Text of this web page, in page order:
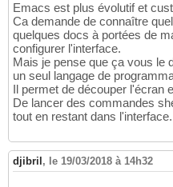
Emacs est plus évolutif et
Ca demande de connaître
quelques docs à portées de
configurer l'interface.
Mais je pense que ça vous le
un seul langage de
Il permet de découper l'écran
De lancer des commandes
tout en restant dans l'interface.
djibril , le 19/03/2018 à 14h32